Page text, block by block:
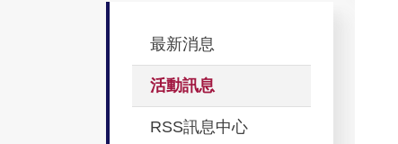
最新消息
活動訊息
RSS訊息中心